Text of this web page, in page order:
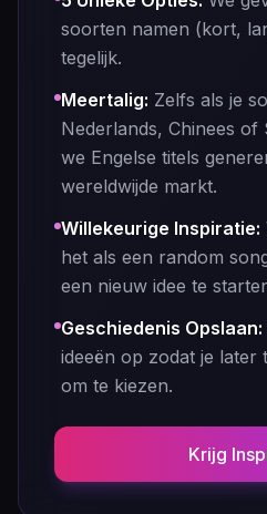
soorten namen (kort,
tegelijk.
Meertalig: Zelfs als je
Nederlands, Chinees of
we Engelse titels
wereldwijde markt.
Willekeurige Inspiratie:
het als een random
een nieuw idee te
Geschiedenis Opslaan:
ideeën op zodat je later
om te kiezen.
Krijg